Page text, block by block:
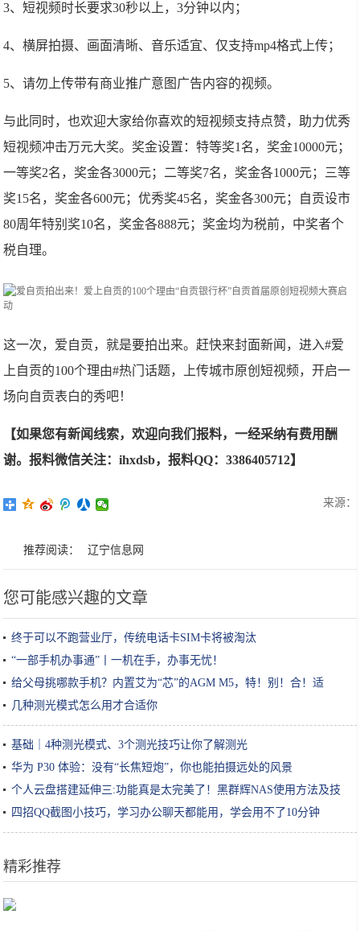
3、短视频时长要求30秒以上，3分钟以内；
4、横屏拍摄、画面清晰、音乐适宜、仅支持mp4格式上传；
5、请勿上传带有商业推广意图广告内容的视频。
与此同时，也欢迎大家给你喜欢的短视频支持点赞，助力优秀
短视频冲击万元大奖。奖金设置：特等奖1名，奖金10000元；
一等奖2名，奖金各3000元；二等奖7名，奖金各1000元；三等
奖15名，奖金各600元；优秀奖45名，奖金各300元；自贡设市
80周年特别奖10名，奖金各888元；奖金均为税前，中奖者个
税自理。
这一次，爱自贡，就是要拍出来。赶快来封面新闻，进入#爱
上自贡的100个理由#热门话题，上传城市原创短视频，开启一
场向自贡表白的秀吧！
【如果您有新闻线索，欢迎向我们报料，一经采纳有费用酬
谢。报料微信关注：ihxdsb，报料QQ：3386405712】
来源：
推荐阅读： 辽宁信息网
您可能感兴趣的文章
终于可以不跑营业厅，传统电话卡SIM卡将被淘汰
“一部手机办事通”丨一机在手，办事无忧！
给父母挑哪款手机？内置艾为“芯”的AGM M5，特！别！合！适
几种测光模式怎么用才合适你
基础｜4种测光模式、3个测光技巧让你了解测光
华为 P30 体验：没有“长焦短炮”，你也能拍摄远处的风景
个人云盘搭建延伸三:功能真是太完美了！黑群辉NAS使用方法及技
巧
四招QQ截图小技巧，学习办公聊天都能用，学会用不了10分钟
精彩推荐
大姐校门外卖小吃，常被家长常嫌弃，小学生不乐意了：不懂得欣赏